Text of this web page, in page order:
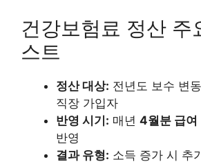
건강보험료 정산 주
스트
정산 대상: 전년도 보수 변
직장 가입자
반영 시기: 매년 4월분 급여
반영
결과 유형: 소득 증가 시 추